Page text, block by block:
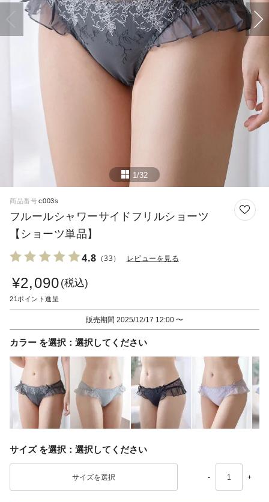
1/32
商品番号 c003s
フルールシャワーサイドフリルショーツ
【ショーツ単品】
4.8 （33） レビューを見る
¥2,090 税込
21
販売期間 2025/12/17 12:00 〜
カラー 選択してください
サイズ 選択してください
- +